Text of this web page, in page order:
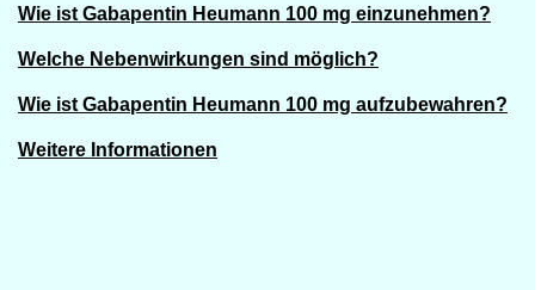
Wie ist Gabapentin Heumann 100 mg einzunehmen?
Welche Nebenwirkungen sind möglich?
Wie ist Gabapentin Heumann 100 mg aufzubewahren?
Weitere Informationen